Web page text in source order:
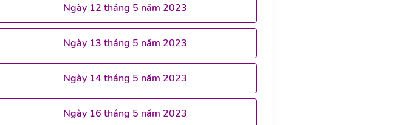
Ngày 12 tháng 5 năm 2023
Ngày 13 tháng 5 năm 2023
Ngày 14 tháng 5 năm 2023
Ngày 16 tháng 5 năm 2023